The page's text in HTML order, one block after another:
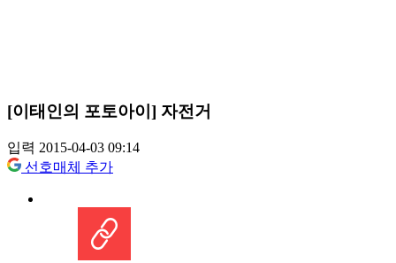
[이태인의 포토아이] 자전거
입력 2015-04-03 09:14
선호매체 추가